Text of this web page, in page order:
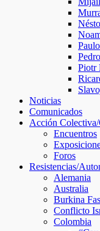
Piotr
Noticias
Comunicados
Acción
Encuentros
Foros
Resistencias/
Alemania
Australia
Burkina
Conflicto
Colombia